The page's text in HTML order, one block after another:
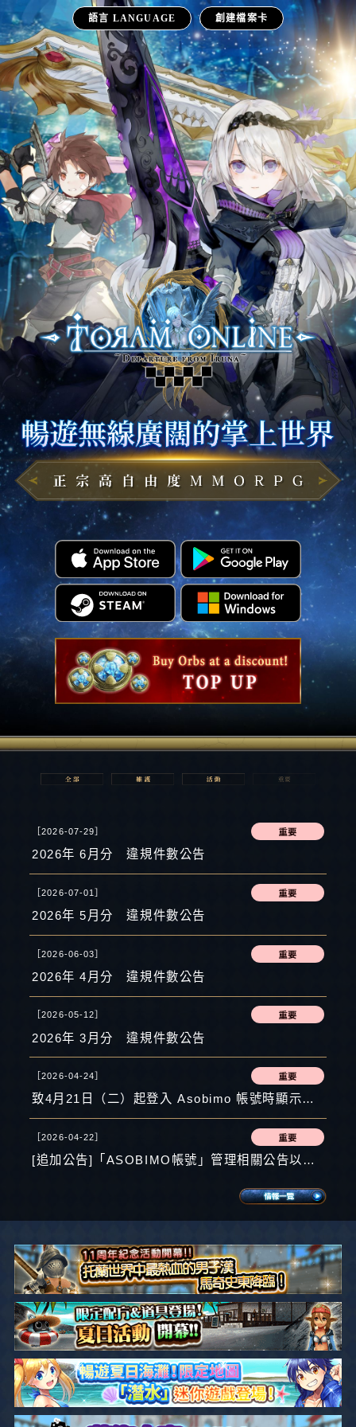
語言 LANGUAGE 創建檔案卡
［2026-07-29］
2026年 6月分 違規件數公告
［2026-07-01］
2026年 5月分 違規件數公告
［2026-06-03］
2026年 4月分 違規件數公告
［2026-05-12］
2026年 3月分 違規件數公告
［2026-04-24］
致4月21日（二）起登入 Asobimo 帳號時顯示「登入限制中」，導致無法進入遊戲之玩家：
［2026-04-22］
[追加公告]「ASOBIMO帳號」管理相關公告以及更改密碼之請求